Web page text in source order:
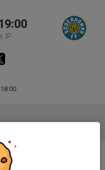
IP
ifylld